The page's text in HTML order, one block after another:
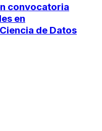
convocatoria
en
de Datos